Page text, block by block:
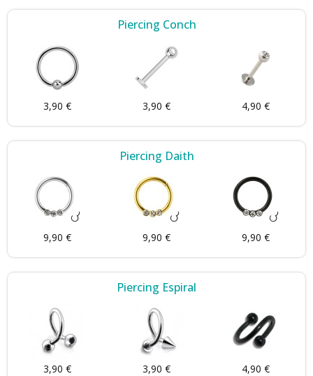
Piercing Conch
3,90 € 3,90 € 4,90 €
Piercing Daith
9,90 € 9,90 € 9,90 €
Piercing Espiral
3,90 € 3,90 € 4,90 €